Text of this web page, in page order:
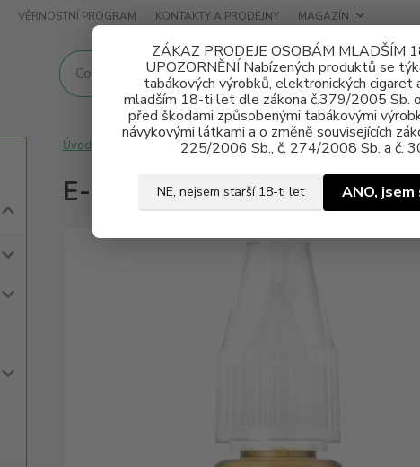
ZÁKAZ PRODEJE OSOBÁM MLADŠÍM
UPOZORNĚNÍ Nabízených produktů se
tabákových výrobků, elektronických cigaret
mladším 18-ti let dle zákona č.379/2005 Sb.
před škodami způsobenými tabákovými
návykovými látkami a o změně souvisejících
225/2006 Sb., č. 274/2008 Sb. a č.
NE, nejsem starší 18-ti let ANO,
VĚRNOSTNÍ PROGRAM KONTAKTY A PRODEJNY MAGAZÍN
Úvod Náplně e-liquid Nikotinová sůl ELFLIQ Nic SALT
E-liquid ELFLIQ Nic SALT